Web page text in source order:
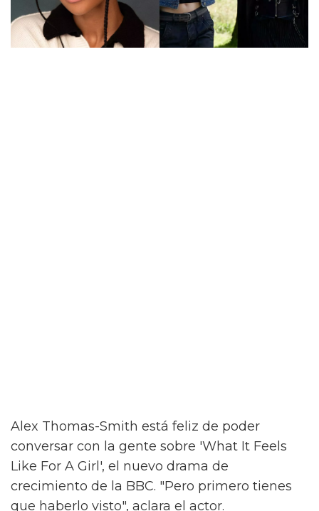
Alex Thomas-Smith está feliz de poder
conversar con la gente sobre 'What It Feels
Like For A Girl', el nuevo drama de
crecimiento de la BBC. "Pero primero tienes
que haberlo visto", aclara el actor.